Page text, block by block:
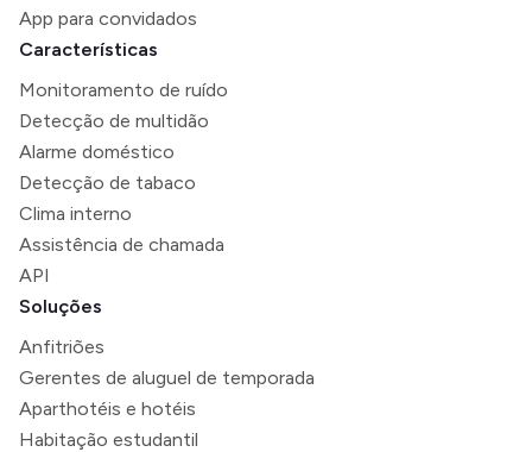
App para convidados
Características
Monitoramento de ruído
Detecção de multidão
Alarme doméstico
Detecção de tabaco
Clima interno
Assistência de chamada
API
Soluções
Anfitriões
Gerentes de aluguel de temporada
Aparthotéis e hotéis
Habitação estudantil